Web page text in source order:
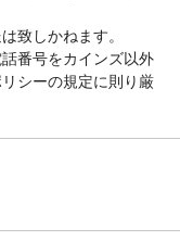
致しかねます。
番号をカインズ以外
シーの規定に則り厳